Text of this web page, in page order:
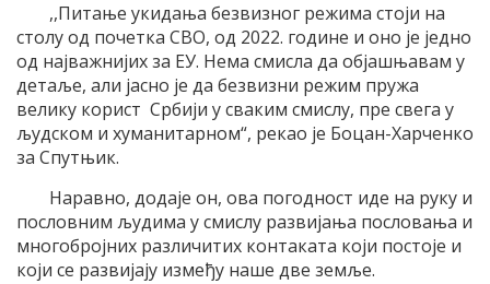
,,Питање укидања безвизног режима стоји на
столу од почетка СВО, од 2022. године и оно је једно
од најважнијих за ЕУ. Нема смисла да објашњавам у
детаље, али јасно је да безвизни режим пружа
велику корист Србији у сваким смислу, пре свега у
људском и хуманитарном“, рекао је Боцан-Харченко
за Спутњик.
Наравно, додаје он, ова погодност иде на руку и
пословним људима у смислу развијања пословања и
многобројних различитих контаката који постоје и
који се развијају између наше две земље.